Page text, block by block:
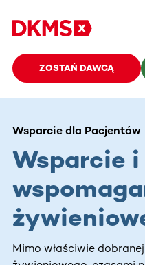
ZOSTAŃ DAWCĄ
Wsparcie dla Pacjentów
Wsparcie i
Mimo właściwie